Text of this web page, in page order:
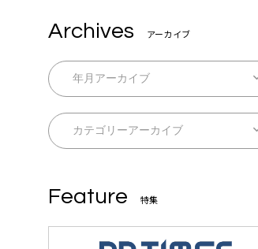
Archives アーカイブ
Feature 特集